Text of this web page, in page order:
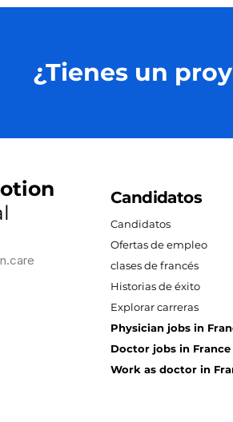
¿Tienes un
Candidatos
Candidatos
Ofertas de empleo
clases de francés
Historias de éxito
Explorar carreras
Physician jobs in
Doctor jobs in France
Work as doctor in